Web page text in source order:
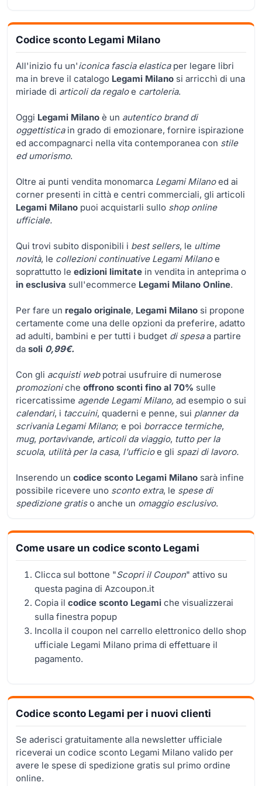
Codice sconto Legami Milano
All'inizio fu un'iconica fascia elasticaper legare libri
ma in breve il catalogo Legami Milano si arricchì di una
miriade di articoli da regaloe cartoleria.
Oggi Legami Milano è un autentico brand di
oggettisticain grado di emozionare, fornire ispirazione
ed accompagnarci nella vita contemporanea con stile
ed umorismo.
Oltre ai punti vendita monomarca Legami Milanoed ai
corner presenti in città e centri commerciali, gli articoli
Legami Milano puoi acquistarli sullo shop online
ufficiale.
Qui trovi subito disponibili i best sellers, le ultime
novità, le collezioni continuative Legami Milanoe
soprattutto le edizioni limitate in vendita in anteprima o
in esclusiva sull'ecommerce Legami Milano Online.
Per fare un regalo originale, Legami Milano si propone
certamente come una delle opzioni da preferire, adatto
ad adulti, bambini e per tutti i budget di spesaa partire
da soli 0,99€.
Con gli acquisti webpotrai usufruire di numerose
promozioniche offrono sconti fino al 70% sulle
ricercatissime agende Legami Milano, ad esempio o sui
calendari, i taccuini, quaderni e penne, sui planner da
scrivania Legami Milano; e poi borracce termiche,
mug, portavivande, articoli da viaggio, tutto per la
scuola, utilità per la casa, l'ufficioe gli spazi di lavoro.
Inserendo un codice sconto Legami Milano sarà infine
possibile ricevere uno sconto extra, le spese di
spedizione gratiso anche un omaggio esclusivo.
Come usare un codice sconto Legami
Clicca sul bottone "Scopri il Coupon" attivo su
questa pagina di Azcoupon.it
Copia il codice sconto Legami che visualizzerai
sulla finestra popup
Incolla il coupon nel carrello elettronico dello shop
ufficiale Legami Milano prima di effettuare il
pagamento.
Codice sconto Legami per i nuovi clienti
Se aderisci gratuitamente alla newsletter ufficiale
riceverai un codice sconto Legami Milano valido per
avere le spese di spedizione gratis sul primo ordine
online.